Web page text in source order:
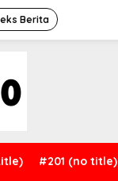
Berita
#201 (no title)